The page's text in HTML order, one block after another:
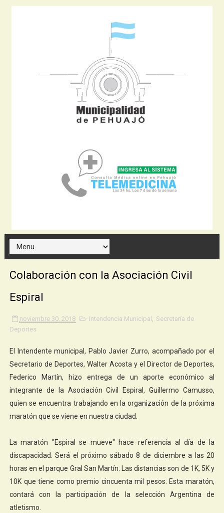
Colaboración con la Asociación Civil
Espiral
noviembre 30, 2018 Intendencia Municipal
Secretaría de
Deportes
El Intendente municipal, Pablo Javier Zurro, acompañado por el
Secretario de Deportes, Walter Acosta y el Director de Deportes,
Federico Martín, hizo entrega de un aporte económico al
integrante de la Asociación Civil Espiral, Guillermo Camusso,
quien se encuentra trabajando en la organización de la próxima
maratón que se viene en nuestra ciudad.
La maratón "Espiral se mueve" hace referencia al día de la
discapacidad. Será el próximo sábado 8 de diciembre a las 20
horas en el parque Gral San Martín. Las distancias son de 1K, 5K y
10K que tiene como premio cincuenta mil pesos. Esta maratón,
contará con la participación de la selección Argentina de
atletismo.